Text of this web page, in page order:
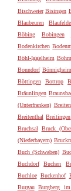
Bischweier Bisingen
Blaubeuren
Böbing
Bobingen
Bodenkirchen
Böhl-Iggelheim
Bonndorf Bönnigheim
Böttingen
Bottrop
Bräunlingen
(Unterfranken)
Breitenthal Breitingen
Bruchsal
Bruck
(Niederbayern)
Buch (Schwaben)
Buchdorf
Buchen
Buchloe Buckenhof
Burgau
Burgberg